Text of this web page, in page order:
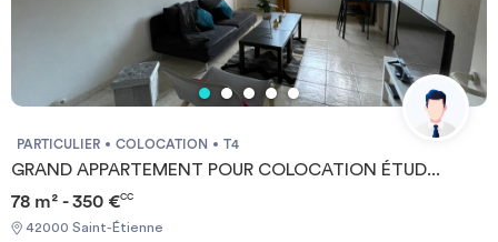
PARTICULIER COLOCATION T4
GRAND APPARTEMENT POUR COLOCATION ÉTUD...
78 m² - 350 €CC
42000 Saint-Étienne